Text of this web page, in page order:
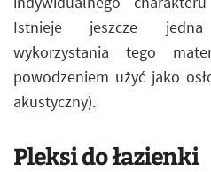
Istnieje jeszcze
wykorzystania tego
powodzeniem użyć jako
akustyczny).
Pleksi do łazienki